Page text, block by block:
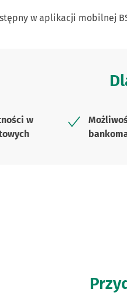
w aplikacji mobilnej
w